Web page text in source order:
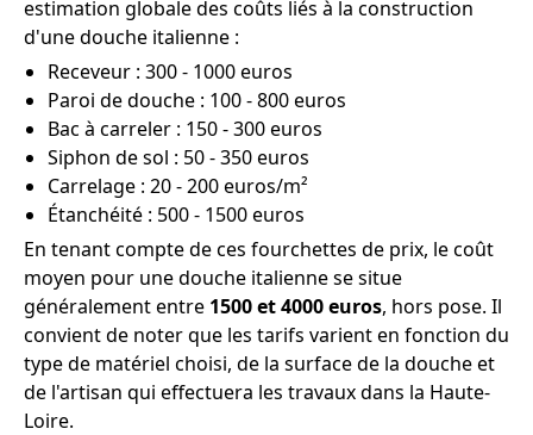
estimation globale des coûts liés à la construction
d'une douche italienne :
Receveur : 300 - 1000 euros
Paroi de douche : 100 - 800 euros
Bac à carreler : 150 - 300 euros
Siphon de sol : 50 - 350 euros
Carrelage : 20 - 200 euros/m²
Étanchéité : 500 - 1500 euros
En tenant compte de ces fourchettes de prix, le coût
moyen pour une douche italienne se situe
généralement entre 1500 et 4000 euros, hors pose. Il
convient de noter que les tarifs varient en fonction du
type de matériel choisi, de la surface de la douche et
de l'artisan qui effectuera les travaux dans la Haute-
Loire.